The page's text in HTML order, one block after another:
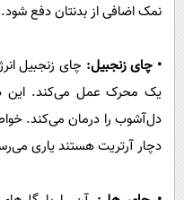
نمک اضافی از بدنتان دفع شود.
• چای زنجبیل: چای زنجبیل
یک محرک عمل می‌کند.
دل‌آشوب را درمان می‌کند.
دچار آرتریت هستند یاری